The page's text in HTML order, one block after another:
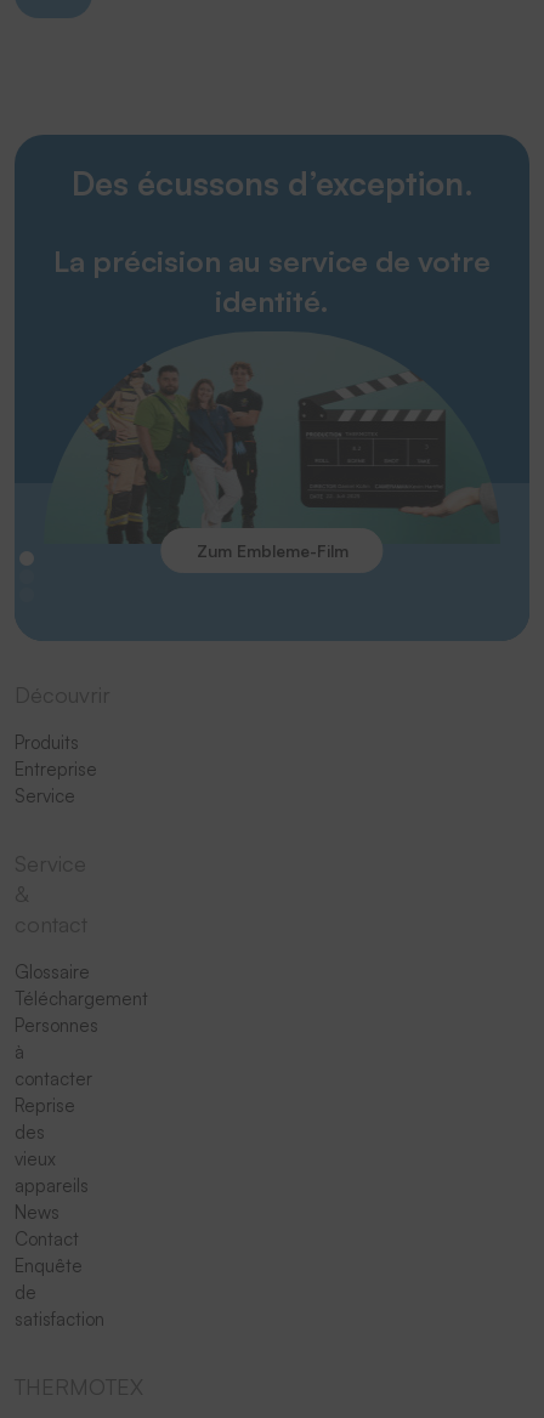
Des écussons d’exception.
La précision au service de votre
identité.
Zum Embleme-Film
Produits
Entreprise
Service
Glossaire
Téléchargement
Personnes
à
contacter
Reprise
des
vieux
appareils
News
Contact
Enquête
de
satisfaction